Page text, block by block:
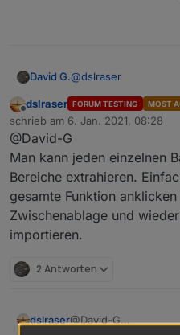
David G.@dslraser
Importieren ist was
Script was ich schon
Kann man die
Offline
dslraser FORUM TESTING MOST
schrieb am 6. Jan. 2021, 08:28
zuletzt editiert von
@David-G
Man kann jeden einzelnen
Bereiche extrahieren.
gesamte Funktion
Zwischenablage und
importieren.
2 Antworten
dslraser@David-G